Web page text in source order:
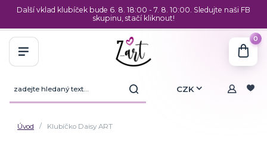
Další vklad klubíček bude 6. 8. 18:00 - 7. 8. 10:00. Sledujte naši FB
skupinu, stačí kliknout!
CZK
0
Úvod Klubíčko Daisy ART